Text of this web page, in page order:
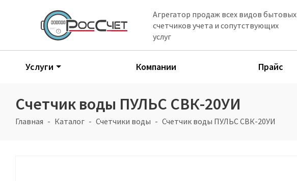
Агрегатор продаж всех видов бытовых
счетчиков учета и сопутствующих
услуг
Услуги Компании Прайс
Счетчик воды ПУЛЬС СВК-20УИ
Главная Каталог Счетчики воды Счетчик воды ПУЛЬС СВК-20УИ